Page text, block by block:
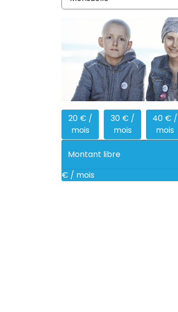
20 € /
mois
30 € /
mois
40 € /
mois
€ / mois